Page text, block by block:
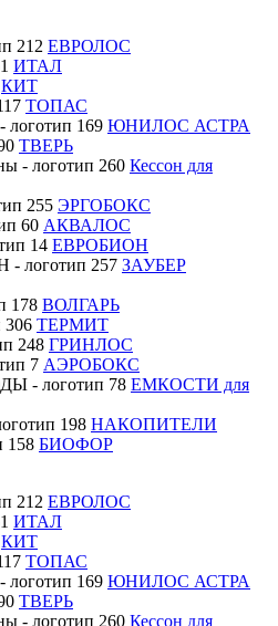
ЕВРОЛОС
ИТАЛ
КИТ
ТОПАС
ЮНИЛОС АСТРА
ТВЕРЬ
Кессон для
ЭРГОБОКС
АКВАЛОС
ЕВРОБИОН
ЗАУБЕР
ВОЛГАРЬ
ТЕРМИТ
ГРИНЛОС
АЭРОБОКС
ЕМКОСТИ для
НАКОПИТЕЛИ
БИОФОР
ЕВРОЛОС
ИТАЛ
КИТ
ТОПАС
ЮНИЛОС АСТРА
ТВЕРЬ
Кессон для